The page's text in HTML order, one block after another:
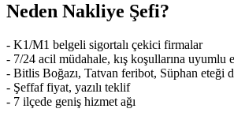
Neden Nakliye Şefi?
- K1/M1 belgeli sigortalı çekici firmalar
- 7/24 acil müdahale, kış koşullarına uyumlu
- Bitlis Boğazı, Tatvan feribot, Süphan eteği
- Şeffaf fiyat, yazılı teklif
- 7 ilçede geniş hizmet ağı